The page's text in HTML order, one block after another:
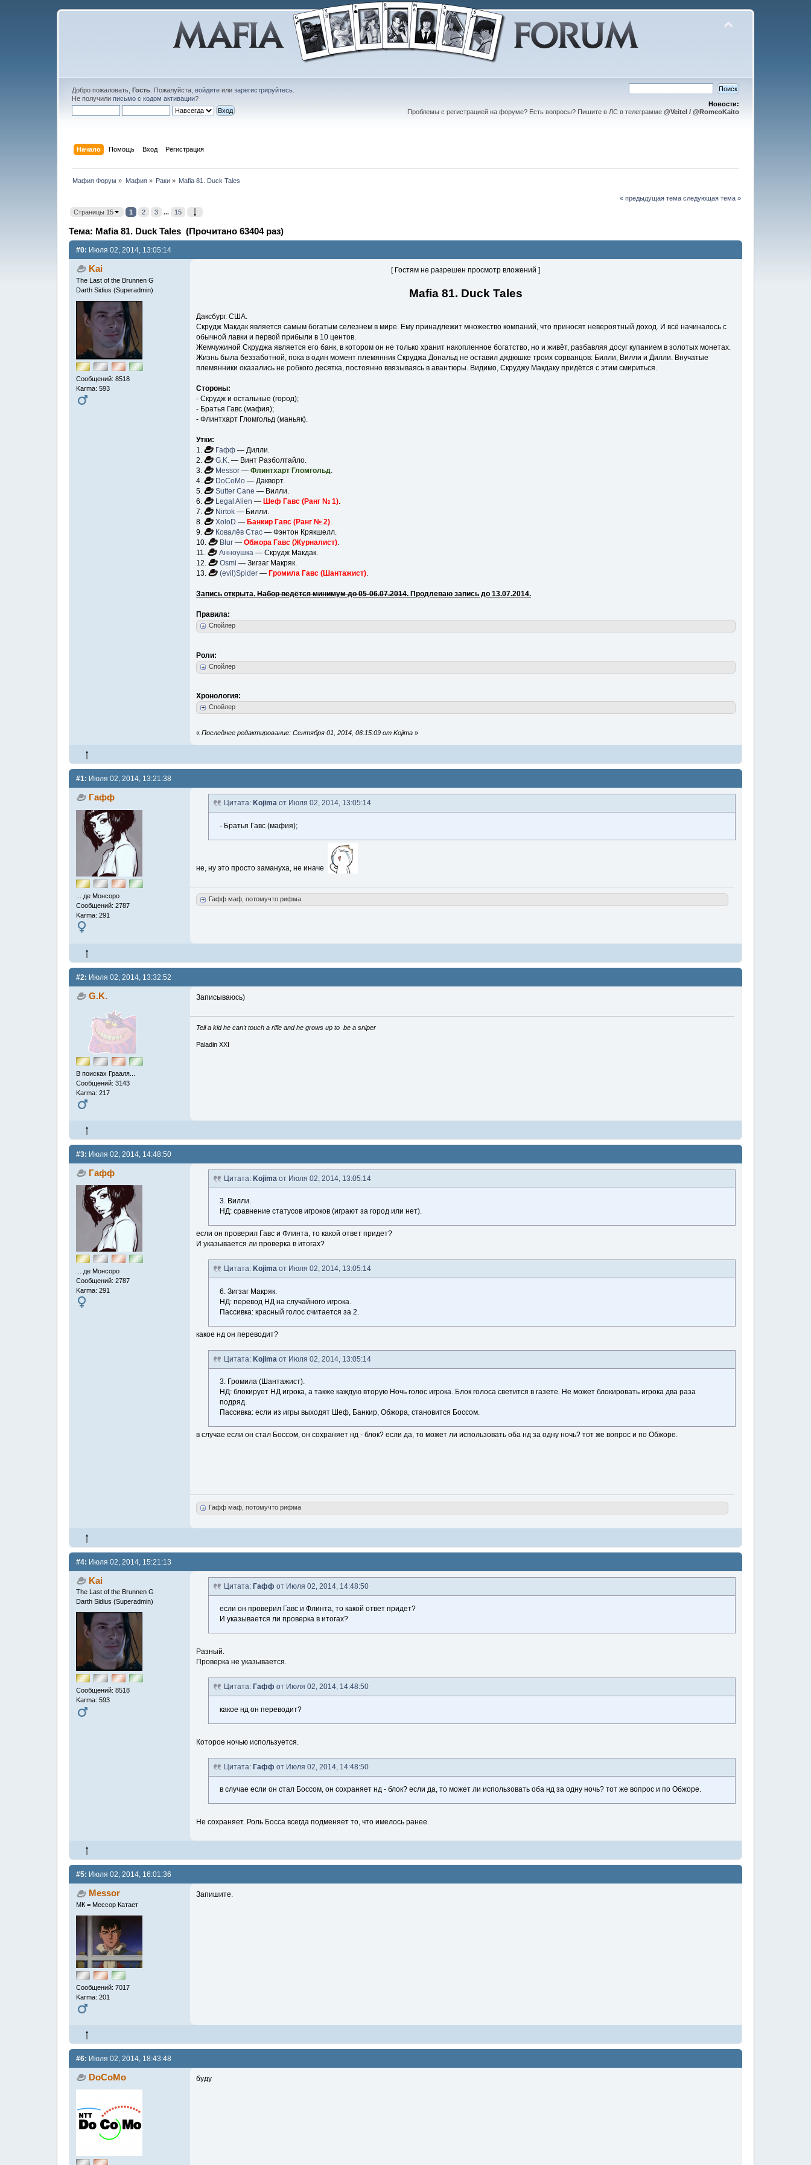
Добро пожаловать,Гость . Пожалуйста,войдите илизарегистрируйтесь
Не получилиписьмо с кодом активации?
Новости:
Проблемы с регистрацией на форуме? Есть вопросы? Пишите в ЛС в телеграмме @Veitel / @RomeoKaito
Начало Помощь Вход Регистрация
Мафия Форум » Мафия» Раки» Mafia 81. Duck Tales
« предыдущая тема следующая тема »
Страницы 15
1 2 3 ... 15
Тема: Mafia 81. Duck Tales (Прочитано 63404 раз)
#0: Июля 02, 2014, 13:05:14
Kai
The Last of the Brunnen G
Darth Sidius (Superadmin)
Сообщений: 8518
Karma: 593
[ Гостям не разрешен просмотр вложений ]
Mafia 81. Duck Tales
Даксбург. США.
Скрудж Макдак является самым богатым селезнем в мире. Ему принадлежит множество компаний, что приносят невероятный доход. И всё начиналось с
обычной лавки и первой прибыли в 10 центов.
Жемчужиной Скруджа является его банк, в котором он не только хранит накопленное богатство, но и живёт, разбавляя досуг купанием в золотых монетах.
Жизнь была беззаботной, пока в один момент племянник Скруджа Дональд не оставил дядюшке троих сорванцов: Билли, Вилли и Дилли. Внучатые
племянники оказались не робкого десятка, постоянно ввязываясь в авантюры. Видимо, Скруджу Макдаку придётся с этим смириться.
Стороны:
- Скрудж и остальные (город);
- Братья Гавс (мафия);
- Флинтхарт Гломгольд (маньяк).
Утки:
1.
Гафф — Дилли.
2.
G.K. — Винт Разболтайло.
3.
Messor —Флинтхарт Гломгольд.
4.
DoCoMo — Дакворт.
5.
Sutter Cane — Вилли.
6.
Legal Alien — Шеф Гавс (Ранг № 1).
7.
Nirtok — Билли.
8.
XoloD — Банкир Гавс (Ранг № 2).
9.
Ковалёв Стас — Фэнтон Крякшелл.
10.
Blur —Обжора Гавс (Журналист).
11.
Анноушка — Скрудж Макдак.
12.
Osmi — Зигзаг Макряк.
13.
(evil)Spider — Громила Гавс (Шантажист).
Запись открыта.Набор ведётся минимум до 05-06.07.2014. Продлеваю запись до 13.07.2014.
Правила:
Спойлер
Роли:
Спойлер
Хронология:
Спойлер
«Последнее редактирование: Сентября 01, 2014, 06:15:09 от Kojima »
#1: Июля 02, 2014, 13:21:38
Гафф
... де Монсоро
Сообщений: 2787
Karma: 291
Цитата: Kojima от Июля 02, 2014, 13:05:14
- Братья Гавс (мафия);
не, ну это просто замануха, не иначе
Гафф маф, потомучто рифма
#2: Июля 02, 2014, 13:32:52
G.K.
В поисках Грааля...
Сообщений: 3143
Karma: 217
Записываюсь)
Tell a kid he can't touch a rifle and he grows up to be a sniper
Paladin XXI
#3: Июля 02, 2014, 14:48:50
Гафф
... де Монсоро
Сообщений: 2787
Karma: 291
Цитата:Kojima от Июля 02, 2014, 13:05:14
3. Вилли.
НД: сравнение статусов игроков (играют за город или нет).
если он проверил Гавс и Флинта, то какой ответ придет?
И указывается ли проверка в итогах?
Цитата: Kojima от Июля 02, 2014, 13:05:14
6. Зигзаг Макряк.
НД: перевод НД на случайного игрока.
Пассивка: красный голос считается за 2.
какое нд он переводит?
Цитата:Kojima от Июля 02, 2014, 13:05:14
3. Громила (Шантажист).
НД: блокирует НД игрока, а также каждую вторую Ночь голос игрока. Блок голоса светится в газете. Не может блокировать игрока два раза
подряд.
Пассивка: если из игры выходят Шеф, Банкир, Обжора, становится Боссом.
в случае если он стал Боссом, он сохраняет нд - блок? если да, то может ли использовать оба нд за одну ночь? тот же вопрос и по Обжоре.
Гафф маф, потомучто рифма
#4: Июля 02, 2014, 15:21:13
Kai
The Last of the Brunnen G
Darth Sidius (Superadmin)
Сообщений: 8518
Karma: 593
Цитата:Гафф от Июля 02, 2014, 14:48:50
если он проверил Гавс и Флинта, то какой ответ придет?
И указывается ли проверка в итогах?
Разный.
Проверка не указывается.
Цитата: Гафф от Июля 02, 2014, 14:48:50
какое нд он переводит?
Которое ночью используется.
Цитата:Гафф от Июля 02, 2014, 14:48:50
в случае если он стал Боссом, он сохраняет нд - блок? если да, то может ли использовать оба нд за одну ночь? тот же вопрос и по Обжоре.
Не сохраняет. Роль Босса всегда подменяет то, что имелось ранее.
#5: Июля 02, 2014, 16:01:36
Messor
МК = Мессор Катает
Сообщений: 7017
Karma: 201
Запишите.
#6: Июля 02, 2014, 18:43:48
DoCoMo буду